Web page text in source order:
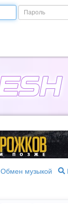
Пароль
Обмен музыкой